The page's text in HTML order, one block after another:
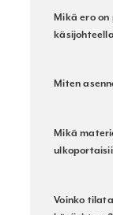
Mikä ero on
Miten
Mikä
Voinko